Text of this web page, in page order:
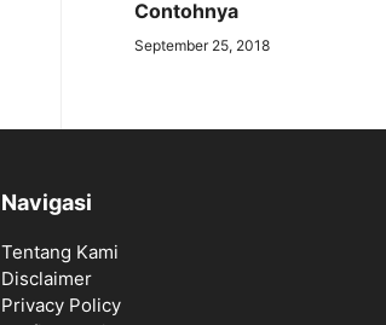
Contohnya
September 25, 2018
Navigasi
Tentang Kami
Disclaimer
Privacy Policy